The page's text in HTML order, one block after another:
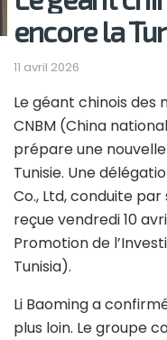
encore la
11 avril 2026
Le géant chinois
CNBM (China
prépare une
Tunisie. Une
Co., Ltd, conduite
reçue vendredi 10
Promotion de
Tunisia).
Li Baoming a
plus loin. Le groupe